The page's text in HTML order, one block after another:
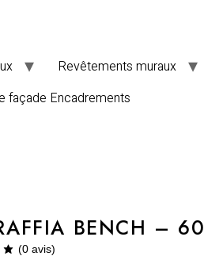
Revêtements muraux
façade Encadrements
BENCH – 60
(0avis)